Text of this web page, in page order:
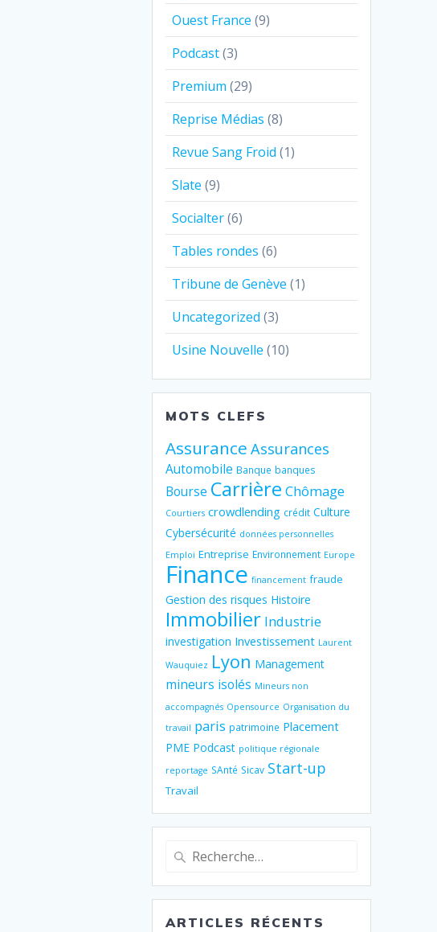
Ouest France (9)
Podcast(3)
Premium (29)
Reprise Médias (8)
Revue Sang Froid (1)
Slate (9)
Socialter(6)
Tables rondes (6)
Tribune de Genève (1)
Uncategorized (3)
Usine Nouvelle (10)
MOTS CLEFS
Assurance Assurances
Automobile Banque banques
Bourse Carrière Chômage
Courtiers crowdlending crédit Culture
Cybersécurité données personnelles
Emploi Entreprise Environnement Europe
Finance financement fraude
Gestion des risques Histoire
Immobilier Industrie
investigation Investissement Laurent
Wauquiez Lyon Management
mineurs isolés Mineurs non
accompagnés Opensource Organisation du
travail paris patrimoine Placement
PME Podcast politique régionale
reportage SAnté Sicav Start-up
Travail
Recherche
:
ARTICLES RÉCENTS